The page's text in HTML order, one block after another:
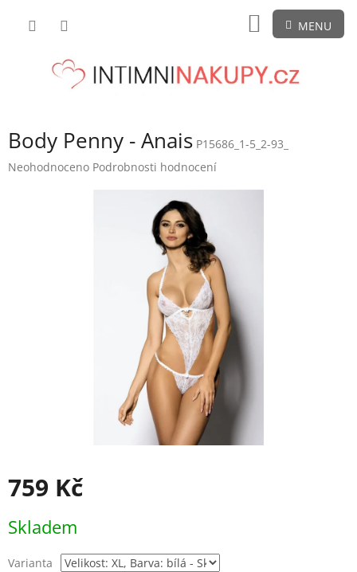
NÁKUPNÍ
KOŠÍK
Body Penny - Anais P15686_1-5_2-93_
Průměrné
Neohodnoceno Podrobnosti hodnocení
759 Kč
cena:
Skladem
Varianta